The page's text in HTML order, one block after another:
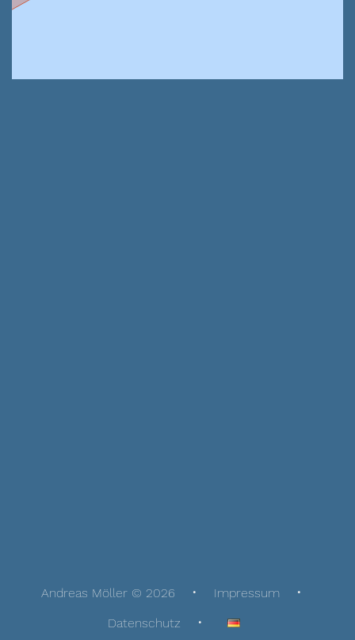
Andreas Möller © 2026
Impressum
Datenschutz